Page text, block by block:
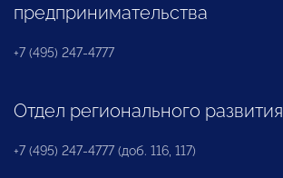
предпринимательства
+7 (495) 247-4777
Отдел регионального развития
+7 (495) 247-4777 (доб. 116, 117)